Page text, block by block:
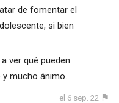
de fomentar el
si bien
ver qué pueden
mucho ánimo.
el 6 sep. 22